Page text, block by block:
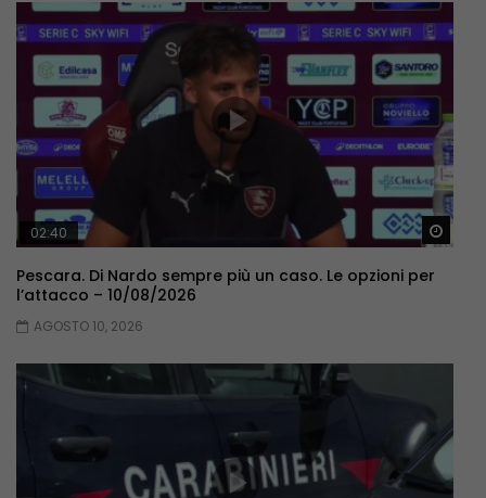
02:40
Pescara. Di Nardo sempre più un caso. Le opzioni per
l’attacco – 10/08/2026
AGOSTO 10, 2026